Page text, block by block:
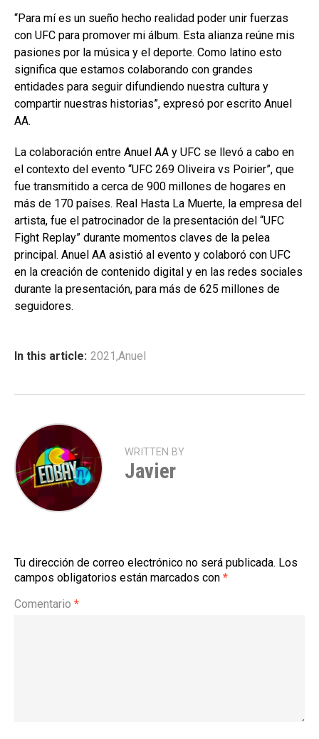
“Para mí es un sueño hecho realidad poder unir fuerzas
con UFC para promover mi álbum. Esta alianza reúne mis
pasiones por la música y el deporte. Como latino esto
significa que estamos colaborando con grandes
entidades para seguir difundiendo nuestra cultura y
compartir nuestras historias”, expresó por escrito Anuel
AA.
La colaboración entre Anuel AA y UFC se llevó a cabo en
el contexto del evento “UFC 269 Oliveira vs Poirier”, que
fue transmitido a cerca de 900 millones de hogares en
más de 170 países. Real Hasta La Muerte, la empresa del
artista, fue el patrocinador de la presentación del “UFC
Fight Replay” durante momentos claves de la pelea
principal. Anuel AA asistió al evento y colaboró con UFC
en la creación de contenido digital y en las redes sociales
durante la presentación, para más de 625 millones de
seguidores.
In this article: 2021,Anuel
WRITTEN BY
Javier
Tu dirección de correo electrónico no será publicada. Los
campos obligatorios están marcados con *
Comentario *